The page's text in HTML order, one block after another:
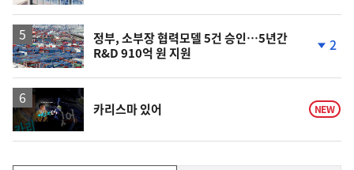
정부, 소부장 협력모델 5건 승인…5년간
R&D 910억 원 지원
하
락
2
영
상
카리스마 있어 NEW